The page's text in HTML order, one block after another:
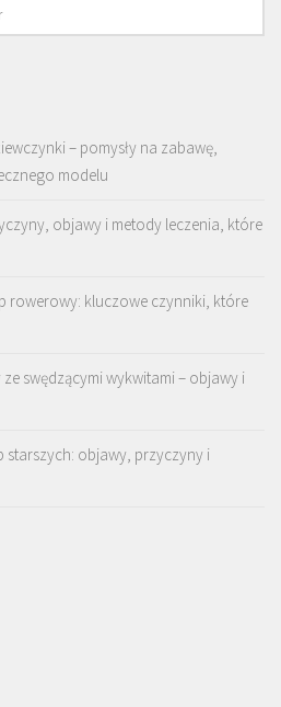
– pomysły na zabawę,
modelu
objawy i metody leczenia, które
rowerowy: kluczowe czynniki, które
swędzącymi wykwitami – objawy i
starszych: objawy, przyczyny i